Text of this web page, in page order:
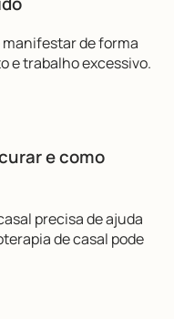
de forma
e trabalho excessivo.
e como
precisa de ajuda
de casal pode